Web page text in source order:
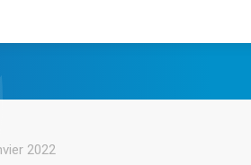
2022